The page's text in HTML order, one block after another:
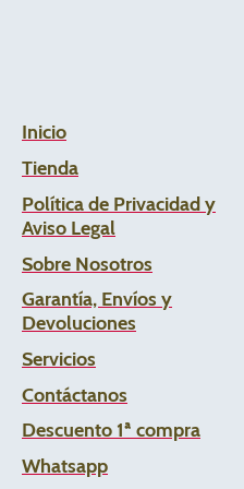
Inicio
Tienda
Política de Privacidad y
Aviso Legal
Sobre Nosotros
Garantía, Envíos y
Devoluciones
Servicios
Contáctanos
Descuento 1ª compra
Whatsapp